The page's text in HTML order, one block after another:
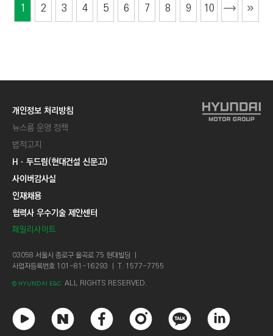
1 2 3 4 5 6 7 8 9 10
개인정보 처리방침
뉴스룸 운영 정책
법적고지
Hㆍ두드림(현대건설 신문고)
사이버감사실
인재채용
협력사 우수기술 제안센터
패밀리사이트
03058 서울시 종로구 율곡로 75 현대빌딩 ㅣ
사업자등록번호 101-81-16293 ㅣ T. 1577-7755
© HYUNDAI E&C. ALL RIGHTS RESERVED.